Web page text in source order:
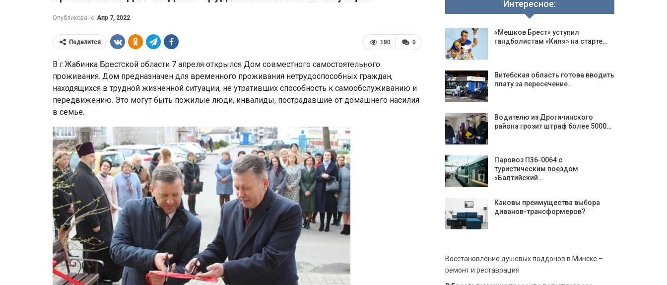
Опубликовано Апр 7, 2022
0
190
Поделится
В г.Жабинка Брестской области 7 апреля открылся Дом совместного самостоятельного
проживания. Дом предназначен для временного проживания нетрудоспособных граждан,
находящихся в трудной жизненной ситуации, не утративших способность к самообслуживанию и
передвижению. Это могут быть пожилые люди, инвалиды, пострадавшие от домашнего насилия
в семье.
Интересное:
«Мешков Брест» уступил
гандболистам «Киля» на старте…
Витебская область готова вводить
плату за пересечение…
Водителю из Дрогичинского
района грозит штраф более 5000…
Паровоз П36-0064 с
туристическим поездом
«Балтийский…
Каковы преимущества выбора
диванов-трансформеров?
Восстановление душевых поддонов в Минске –
ремонт и реставрация